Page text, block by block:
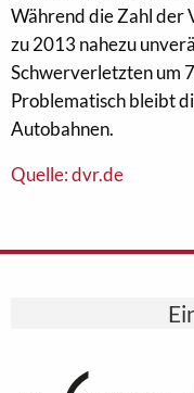
Während die Zahl der
zu 2013 nahezu
Schwerverletzten um
Problematisch bleibt
Autobahnen.
Quelle: dvr.de